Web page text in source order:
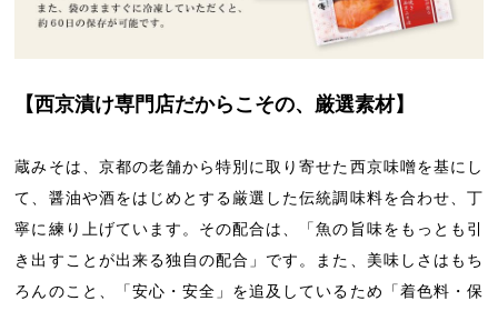
【西京漬け専門店だからこその、厳選素材】
蔵みそは、京都の老舗から特別に取り寄せた西京味噌を基にし
て、醤油や酒をはじめとする厳選した伝統調味料を合わせ、丁
寧に練り上げています。その配合は、「魚の旨味をもっとも引
き出すことが出来る独自の配合」です。また、美味しさはもち
ろんのこと、「安心・安全」を追及しているため「着色料・保